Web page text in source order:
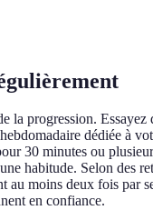
la progression. Essayez
dédiée à
30 minutes ou
habitude. Selon des
au moins deux fois par
en confiance.